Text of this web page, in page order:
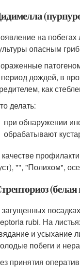
на
опасным
дождей, в
как
делать:
при обнаружении
обрабатывают
"", "Полихом",
(белая
rubi. На
и усыхание
побеги и
принятия